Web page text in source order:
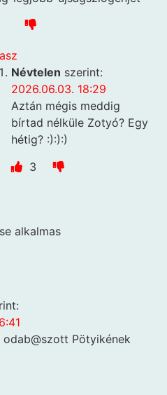
Névtelen szerint:
2026.06.03. 18:29
Aztán mégis meddig
bírtad nélküle Zotyó? Egy
hétig? :):):)
3
alkalmas
odab@szott Pötyikének